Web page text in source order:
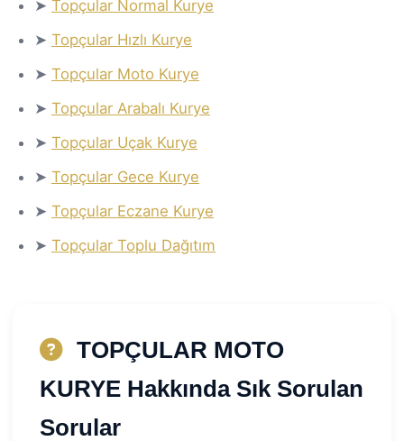
➤ Topçular Normal Kurye
➤ Topçular Hızlı Kurye
➤ Topçular Moto Kurye
➤ Topçular Arabalı Kurye
➤ Topçular Uçak Kurye
➤ Topçular Gece Kurye
➤ Topçular Eczane Kurye
➤ Topçular Toplu Dağıtım
TOPÇULAR MOTO
KURYE Hakkında Sık Sorulan
Sorular